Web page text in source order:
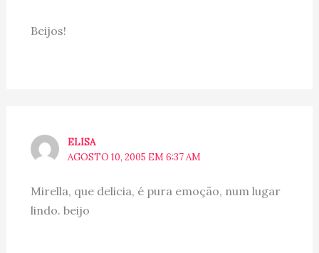
Beijos!
ELISA
AGOSTO 10, 2005 EM 6:37 AM
Mirella, que delicia, é pura emoção, num lugar
lindo. beijo